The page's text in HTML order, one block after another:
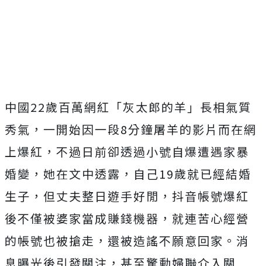
中國22歲百萬網紅「灰太郎的羊」長相氣質
秀氣，一開始因一段8分鐘屠羊的影片而在網
上爆紅，不過日前卻透過小號自爆遭遇家暴
婚變，她在文中透露，自己19歲就已經結婚
生子，但丈夫整日遊手好閒，抖音帳號爆紅
後不僅被婆家當成賺錢機器，就連苦心經營
的帳號也被搶走，還被造謠不願意回家。消